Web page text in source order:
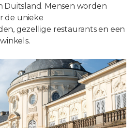
Duitsland. Mensen worden
de unieke
gezellige restaurants en een